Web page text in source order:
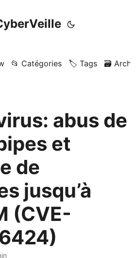
📂 Catégories 🏷️ Tags 🗃️
abus de
et
de
jusqu’à
(CVE-